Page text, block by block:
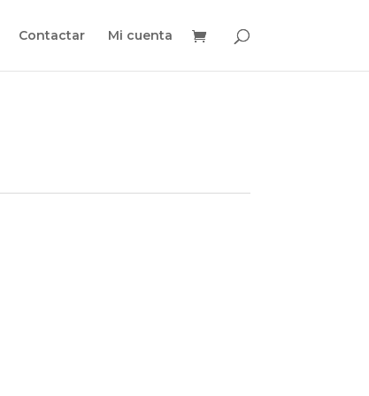
Contactar Mi cuenta